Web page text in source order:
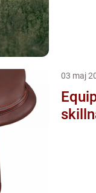
03 maj
Equipe när precision i